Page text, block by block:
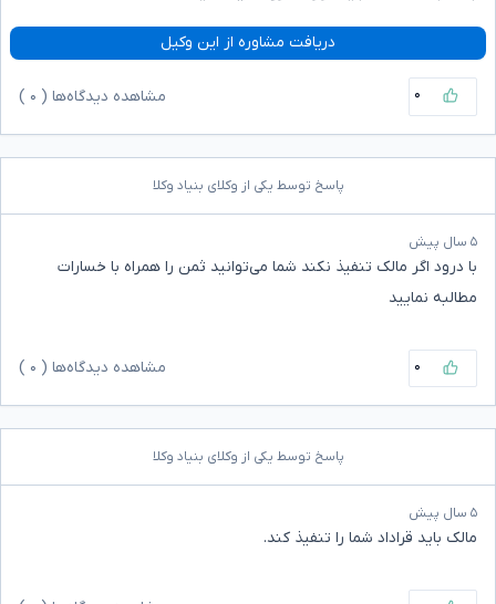
دریافت مشاوره از این وکیل
۰ مشاهده دیدگاه‌ها ( ۰
پاسخ توسط یکی از وکلای بنیاد وکلا
۵ سال پیش
با درود اگر مالک تنفیذ نکند شما می‌توانید ثمن را همراه با خسارات
مطالبه نمایید
۰ مشاهده دیدگاه‌ها ( ۰
پاسخ توسط یکی از وکلای بنیاد وکلا
۵ سال پیش
مالک باید قراداد شما را تنفیذ کند.